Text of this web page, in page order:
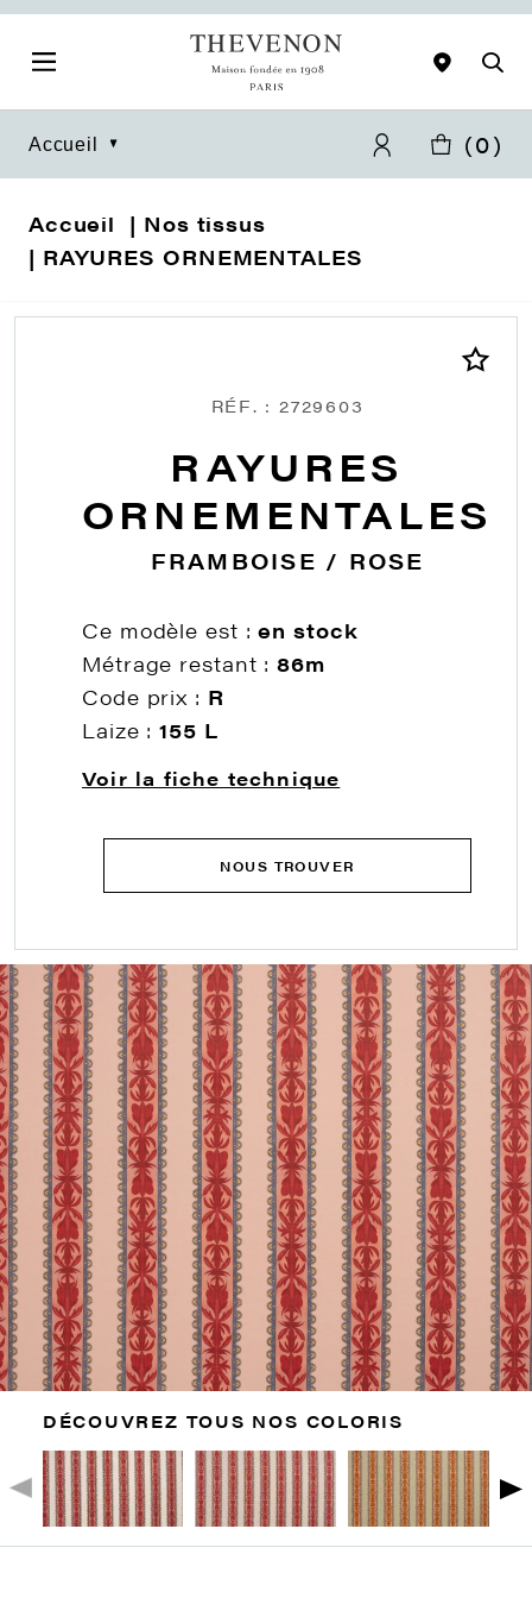
Accueil (0)
Accueil
Nos tissus
RAYURES ORNEMENTALES
RÉF. : 2729603
RAYURES
ORNEMENTALES
FRAMBOISE / ROSE
Ce modèle est :en stock
Métrage restant :86m
Code prix : R
Laize :155 L
Voir la fiche technique
NOUS TROUVER
DÉCOUVREZ TOUS NOS COLORIS